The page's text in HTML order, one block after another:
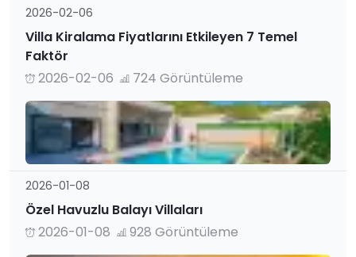
2026-02-06
Villa Kiralama Fiyatlarını Etkileyen 7 Temel
Faktör
2026-02-06
724 Görüntüleme
2026-01-08
Özel Havuzlu Balayı Villaları
2026-01-08
928 Görüntüleme